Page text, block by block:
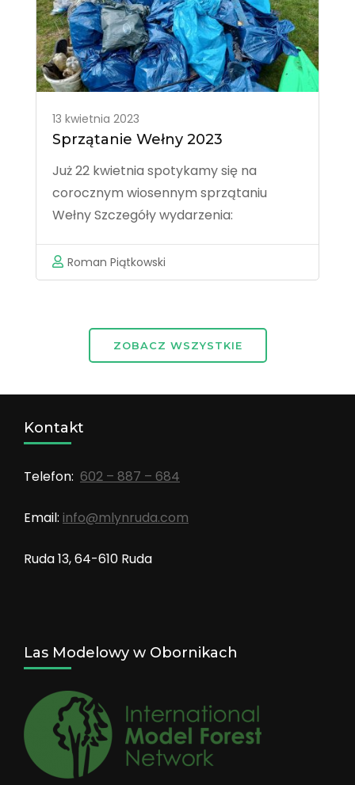
13 kwietnia 2023
Sprzątanie Wełny 2023
Już 22 kwietnia spotykamy się na
corocznym wiosennym sprzątaniu
Wełny Szczegóły wydarzenia:
locale=pl_PL Współorganizator :
Muzeum Młynarstwa i Wodnych
Jaraczu
Roman Piątkowski
ZOBACZ WSZYSTKIE
Kontakt
Telefon: 602 – 887 – 684
Email: info@mlynruda.com
Ruda 13, 64-610 Ruda
Las Modelowy w Obornikach